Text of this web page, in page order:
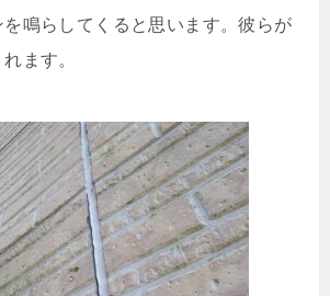
を鳴らしてくると思います。彼らが
ます。